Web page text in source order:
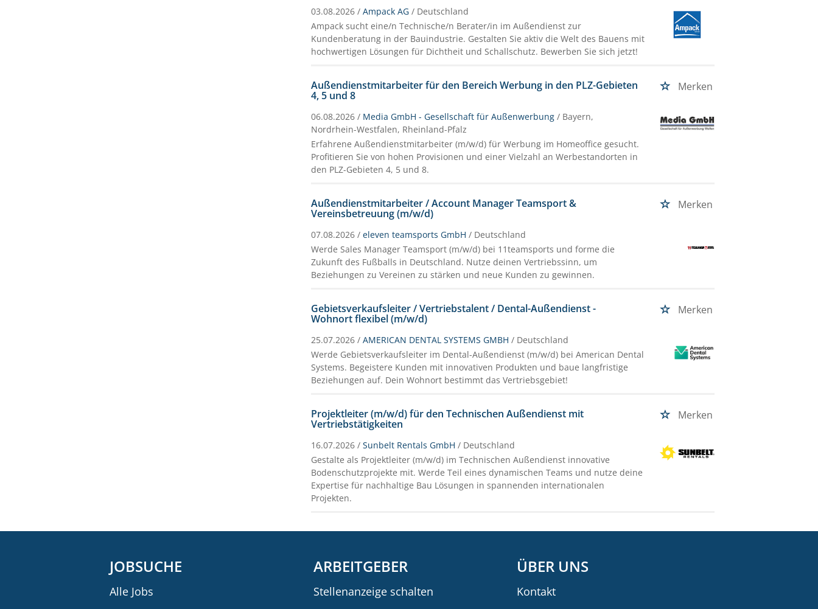
03.08.2026 /Ampack AG / Deutschland
Ampack sucht eine/n Technische/n Berater/in im Außendienst zur
Kundenberatung in der Bauindustrie. Gestalten Sie aktiv die Welt des Bauens mit
hochwertigen Lösungen für Dichtheit und Schallschutz. Bewerben Sie sich jetzt!
Außendienstmitarbeiter für den Bereich Werbung in den PLZ-Gebieten
4, 5 und 8
Merken
06.08.2026 / Media GmbH - Gesellschaft für Außenwerbung / Bayern,
Nordrhein-Westfalen, Rheinland-Pfalz
Erfahrene Außendienstmitarbeiter (m/w/d) für Werbung im Homeoffice gesucht.
Profitieren Sie von hohen Provisionen und einer Vielzahl an Werbestandorten in
den PLZ-Gebieten 4, 5 und 8.
Außendienstmitarbeiter / Account Manager Teamsport &
Vereinsbetreuung (m/w/d)
Merken
07.08.2026 /eleven teamsports GmbH / Deutschland
Werde Sales Manager Teamsport (m/w/d) bei 11teamsports und forme die
Zukunft des Fußballs in Deutschland. Nutze deinen Vertriebssinn, um
Beziehungen zu Vereinen zu stärken und neue Kunden zu gewinnen.
Gebietsverkaufsleiter / Vertriebstalent / Dental-Außendienst -
Wohnort flexibel (m/w/d)
Merken
25.07.2026 /AMERICAN DENTAL SYSTEMS GMBH / Deutschland
Werde Gebietsverkaufsleiter im Dental-Außendienst (m/w/d) bei American Dental
Systems. Begeistere Kunden mit innovativen Produkten und baue langfristige
Beziehungen auf. Dein Wohnort bestimmt das Vertriebsgebiet!
Projektleiter (m/w/d) für den Technischen Außendienst mit
Vertriebstätigkeiten
Merken
16.07.2026 /Sunbelt Rentals GmbH / Deutschland
Gestalte als Projektleiter (m/w/d) im Technischen Außendienst innovative
Bodenschutzprojekte mit. Werde Teil eines dynamischen Teams und nutze deine
Expertise für nachhaltige Bau Lösungen in spannenden internationalen
Projekten.
JOBSUCHE
Alle Jobs
ARBEITGEBER
Stellenanzeige schalten
ÜBER UNS
Kontakt